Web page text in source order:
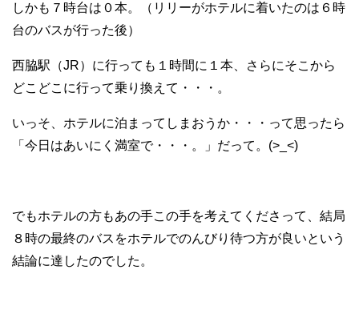
しかも７時台は０本。（リリーがホテルに着いたのは６時
台のバスが行った後）
西脇駅（JR）に行っても１時間に１本、さらにそこから
どこどこに行って乗り換えて・・・。
いっそ、ホテルに泊まってしまおうか・・・って思ったら
「今日はあいにく満室で・・・。」だって。(>_<)
でもホテルの方もあの手この手を考えてくださって、結局
８時の最終のバスをホテルでのんびり待つ方が良いという
結論に達したのでした。